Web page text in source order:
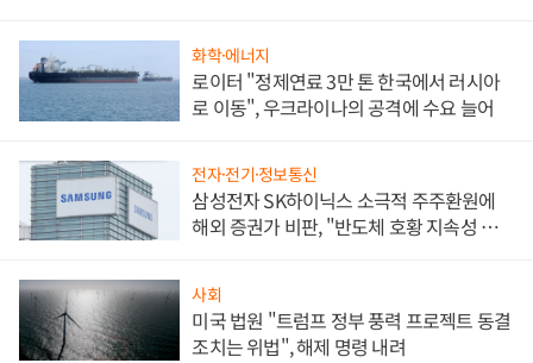
화학·에너지
로이터 "정제연료 3만 톤 한국에서 러시아
로 이동", 우크라이나의 공격에 수요 늘어
전자·전기·정보통신
삼성전자 SK하이닉스 소극적 주주환원에
해외 증권가 비판, "반도체 호황 지속성 의
사회
미국 법원 "트럼프 정부 풍력 프로젝트 동결
조치는 위법", 해제 명령 내려